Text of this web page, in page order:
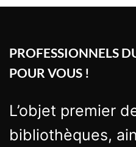
PROFESSIONNELS
POUR VOUS !
L’objet premier
bibliothèques,